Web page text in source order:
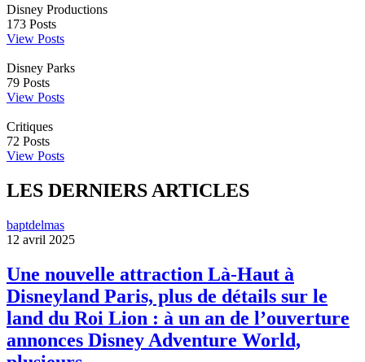
Disney Productions
173 Posts
View Posts
Disney Parks
79 Posts
View Posts
Critiques
72 Posts
View Posts
LES DERNIERS ARTICLES
baptdelmas
12 avril 2025
Une nouvelle attraction Là-Haut à
Disneyland Paris, plus de détails sur le
land du Roi Lion : à un an de l’ouverture
annonces Disney Adventure World,